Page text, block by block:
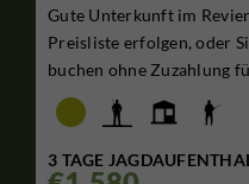
Gute Unterkunft im
Preisliste erfolgen, oder
buchen ohne Zuzahlung
3 TAGE